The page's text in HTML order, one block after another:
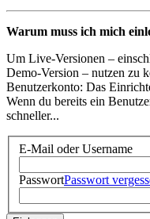
Warum muss ich mich
Um Live-Versionen –
Demo-Version – nutzen zu
Benutzerkonto: Das
Wenn du bereits ein
schneller...
E-Mail oder Username
PasswortPasswort